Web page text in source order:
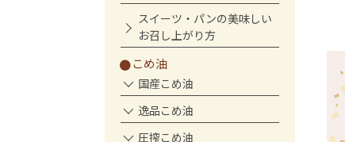
スイーツ・パンの美味しい
お召し上がり方
こめ油
国産こめ油
逸品こめ油
圧搾こめ油